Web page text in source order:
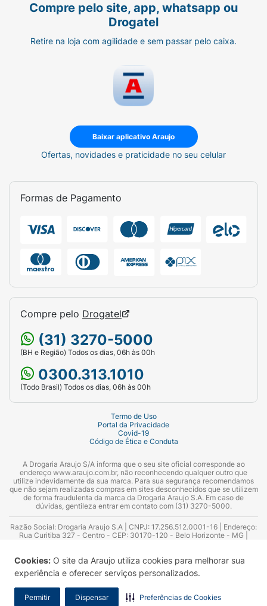
Cookies: O site da Araujo utiliza cookies para melhorar sua
experiência e oferecer serviços personalizados.
Permitir Dispensar Preferências de Cookies
Compre pelo site, app, whatsapp ou
Drogatel
Retire na loja com agilidade e sem passar pelo caixa.
Baixar aplicativo Araujo
Ofertas, novidades e praticidade no seu celular
Formas de Pagamento
Compre pelo Drogatel
(31) 3270-5000
(BH e Região) Todos os dias, 06h às 00h
0300.313.1010
(Todo Brasil) Todos os dias, 06h às 00h
Termo de Uso
Portal da Privacidade
Covid-19
Código de Ética e Conduta
A Drogaria Araujo S/A informa que o seu site oficial corresponde ao
endereço www.araujo.com.br, não reconhecendo qualquer outro que
utilize indevidamente da sua marca. Para sua segurança recomendamos
que não sejam realizadas compras em sites desconhecidos que se utilizem
de forma fraudulenta da marca da Drogaria Araujo S.A. Em caso de
dúvidas, gentileza entrar em contato com (31) 3270-5000.
Razão Social: Drogaria Araujo S.A | CNPJ: 17.256.512.0001-16 | Endereço:
Rua Curitiba 327 - Centro - CEP: 30170-120 - Belo Horizonte - MG |
Azevedo Guimarães – CRF 10.965 | Yasmin Silva Alvarenga – CRF 52.584 -
Consultor substituto: Thiago Aguiar Pinheiro - CRF Nº 13.748. Alvará
Sanitário: 2025020713 | Autorização de Funcionamento da Empresa (AFE):